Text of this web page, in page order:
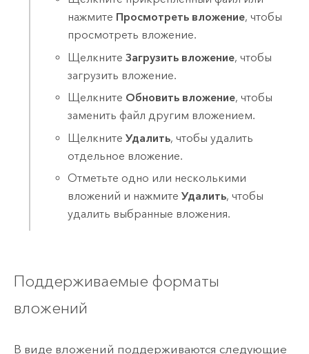
нажмите Просмотреть вложение, чтобы
просмотреть вложение.
ЩелкнитеЗагрузить вложение, чтобы
загрузить вложение.
Щелкните Обновить вложение, чтобы
заменить файл другим вложением.
ЩелкнитеУдалить, чтобы удалить
отдельное вложение.
Отметьте одно или несколькими
вложений и нажмитеУдалить, чтобы
удалить выбранные вложения.
Поддерживаемые форматы
вложений
В виде вложений поддерживаются следующие